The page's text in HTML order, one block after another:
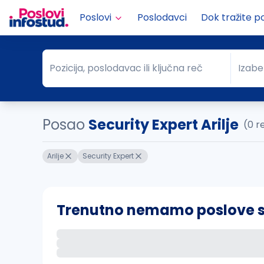
Poslovi Poslodavci Dok tražite
Pozicija, poslodavac ili ključna reč
Pozicija, poslodavac ili ključna reč Grad
Posao Security Expert Arilje (0
Arilje Security Expert
Trenutno nemamo poslove